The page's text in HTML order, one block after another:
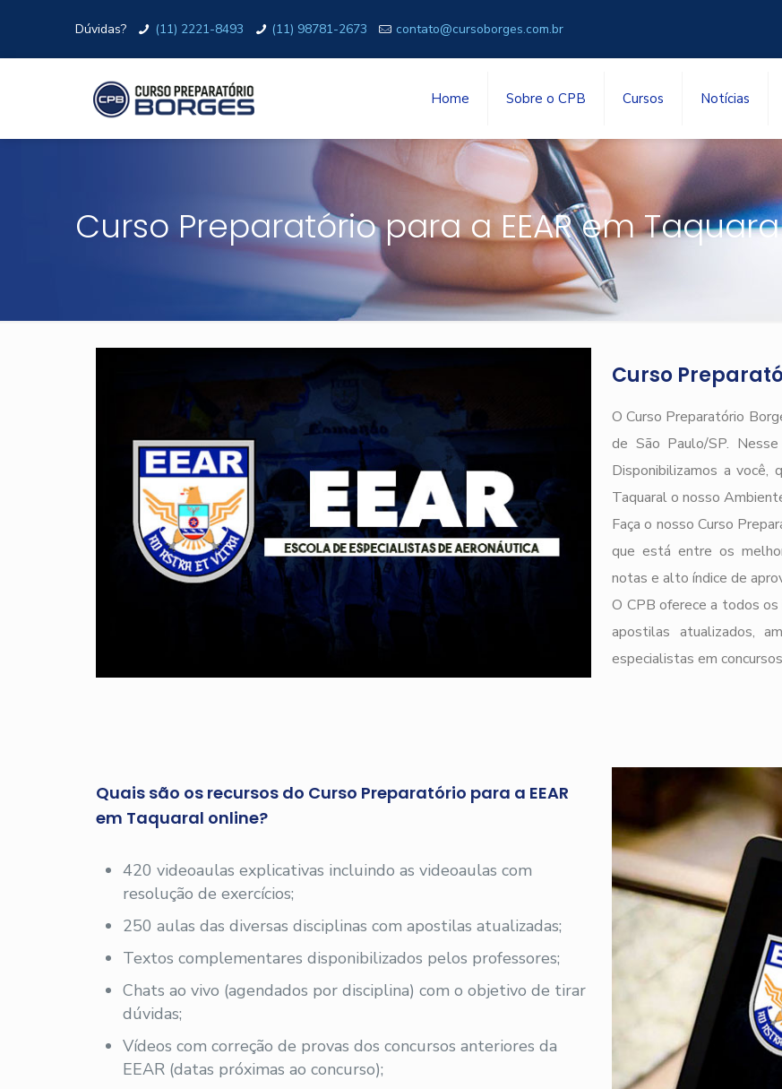
Dúvidas? (11) 2221-8493 (11) 98781-2673 contato@cursoborges.com.br
Home Sobre o CPB Cursos Notícias
Curso Preparatório para a EEAR em
Curso
O Curso Preparatório
de São Paulo/SP. Nesse
Disponibilizamos a você,
Taquaral o nosso
Faça o nosso Curso
que está entre os
notas e alto índice de
O CPB oferece a todos
apostilas atualizados,
especialistas em
Quais são os recursos do Curso Preparatório para a EEAR
em Taquaral online?
420 videoaulas explicativas incluindo as videoaulas com
resolução de exercícios;
250 aulas das diversas disciplinas com apostilas atualizadas;
Textos complementares disponibilizados pelos professores;
Chats ao vivo (agendados por disciplina) com o objetivo de tirar
dúvidas;
Vídeos com correção de provas dos concursos anteriores da
EEAR (datas próximas ao concurso);